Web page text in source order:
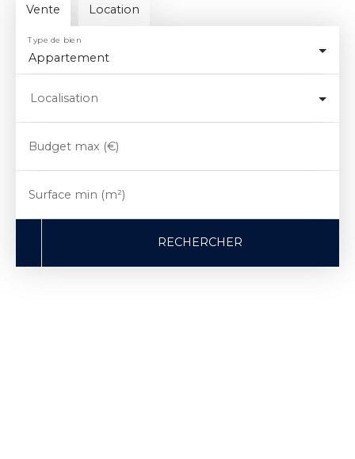
Vente Location
Appartement
Type de bien
Localisation
Budget max (€)
Surface min (m²)
RECHERCHER